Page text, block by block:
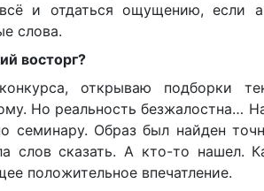
и отдаться ощущению, если
слова.
восторг?
открываю подборки
Но реальность безжалостна…
семинару. Образ был найден
слов сказать. А кто-то нашел.
положительное впечатление.